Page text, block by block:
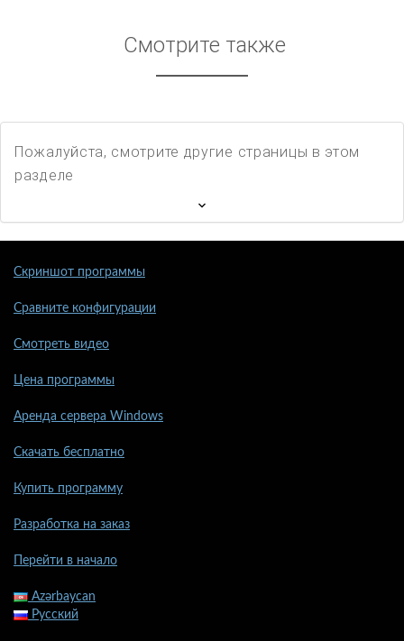
Смотрите также
Пожалуйста, смотрите другие страницы в этом
разделе
Скриншот программы
Сравните конфигурации
Смотреть видео
Цена программы
Аренда сервера Windows
Скачать бесплатно
Купить программу
Разработка на заказ
Перейти в начало
Azərbaycan
Русский